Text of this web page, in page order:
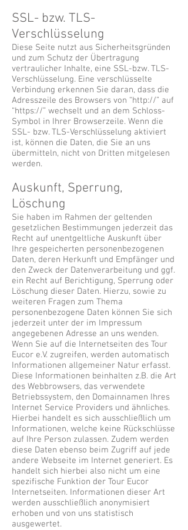
SSL- bzw. TLS-
Verschlüsselung
Diese Seite nutzt aus Sicherheitsgründen
und zum Schutz der Übertragung
vertraulicher Inhalte, eine SSL-bzw. TLS-
Verschlüsselung. Eine verschlüsselte
Verbindung erkennen Sie daran, dass die
Adresszeile des Browsers von “http://” auf
“https://” wechselt und an dem Schloss-
Symbol in Ihrer Browserzeile. Wenn die
SSL- bzw. TLS-Verschlüsselung aktiviert
ist, können die Daten, die Sie an uns
übermitteln, nicht von Dritten mitgelesen
werden.
Auskunft, Sperrung,
Löschung
Sie haben im Rahmen der geltenden
gesetzlichen Bestimmungen jederzeit das
Recht auf unentgeltliche Auskunft über
Ihre gespeicherten personenbezogenen
Daten, deren Herkunft und Empfänger und
den Zweck der Datenverarbeitung und ggf.
ein Recht auf Berichtigung, Sperrung oder
Löschung dieser Daten. Hierzu, sowie zu
weiteren Fragen zum Thema
personenbezogene Daten können Sie sich
jederzeit unter der im Impressum
angegebenen Adresse an uns wenden.
Wenn Sie auf die Internetseiten des Tour
Eucor e.V. zugreifen, werden automatisch
Informationen allgemeiner Natur erfasst.
Diese Informationen beinhalten z.B. die Art
des Webbrowsers, das verwendete
Betriebssystem, den Domainnamen Ihres
Internet Service Providers und ähnliches.
Hierbei handelt es sich ausschließlich um
Informationen, welche keine Rückschlüsse
auf Ihre Person zulassen. Zudem werden
diese Daten ebenso beim Zugriff auf jede
andere Webseite im Internet generiert. Es
handelt sich hierbei also nicht um eine
spezifische Funktion der Tour Eucor
Internetseiten. Informationen dieser Art
werden ausschließlich anonymisiert
erhoben und von uns statistisch
ausgewertet.